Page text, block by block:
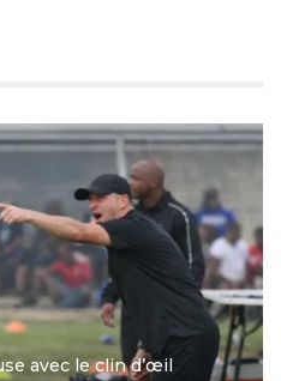
avec le clin d’œil